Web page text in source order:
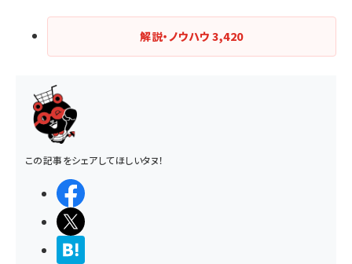
解説・ノウハウ3,420
この記事をシェアしてほしいタヌ！